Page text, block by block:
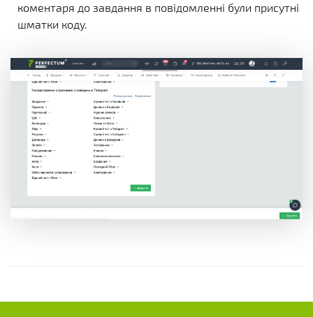
коментаря до завдання в повідомленні були присутні
шматки коду.